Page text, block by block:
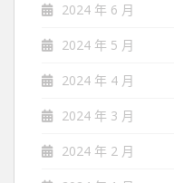
2024 年 6 月
2024 年 5 月
2024 年 4 月
2024 年 3 月
2024 年 2 月